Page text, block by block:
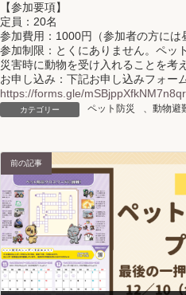
【参加要項】
定員：20名
参加費用：1000円（参加者の方には
参加制限：とくにありません。ペッ
災害時に動物を受け入れることを考
お申し込み：下記お申し込みフォー
https://forms.gle/
カテゴリー ペット防災 、 動物避
前の記事